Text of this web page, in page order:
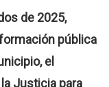
de 2025,
pública
el
Justicia para